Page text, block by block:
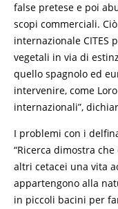
false pretese e poi
scopi commerciali.
internazionale CITES
vegetali in via di
quello spagnolo ed
intervenire, come
internazionali”,
I problemi con i
“Ricerca dimostra
altri cetacei una vita
appartengono alla
in piccoli bacini per